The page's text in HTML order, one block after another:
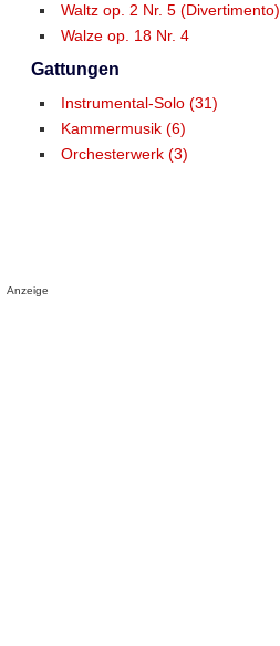
Waltz op. 2 Nr. 5 (Divertimento)
Walze op. 18 Nr. 4
Gattungen
Instrumental-Solo (31)
Kammermusik (6)
Orchesterwerk (3)
Anzeige